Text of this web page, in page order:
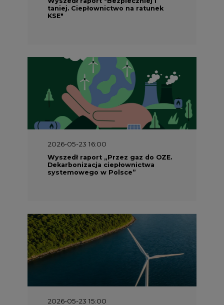
taniej. Ciepłownictwo na ratunek
KSE"
2026-05-23 16:00
Wyszedł raport „Przez gaz do OZE.
Dekarbonizacja ciepłownictwa
systemowego w Polsce”
2026-05-23 15:00